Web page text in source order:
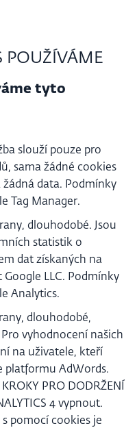
POUŽÍVÁME
tyto
slouží pouze pro
sama žádné cookies
data. Podmínky
Tag Manager.
dlouhodobé. Jsou
statistik o
dat získaných na
LLC. Podmínky
Analytics.
dlouhodobé,
vyhodnocení našich
na uživatele, kteří
platformu AdWords.
PRO DODRŽENÍ
4 vypnout.
pomocí cookies je